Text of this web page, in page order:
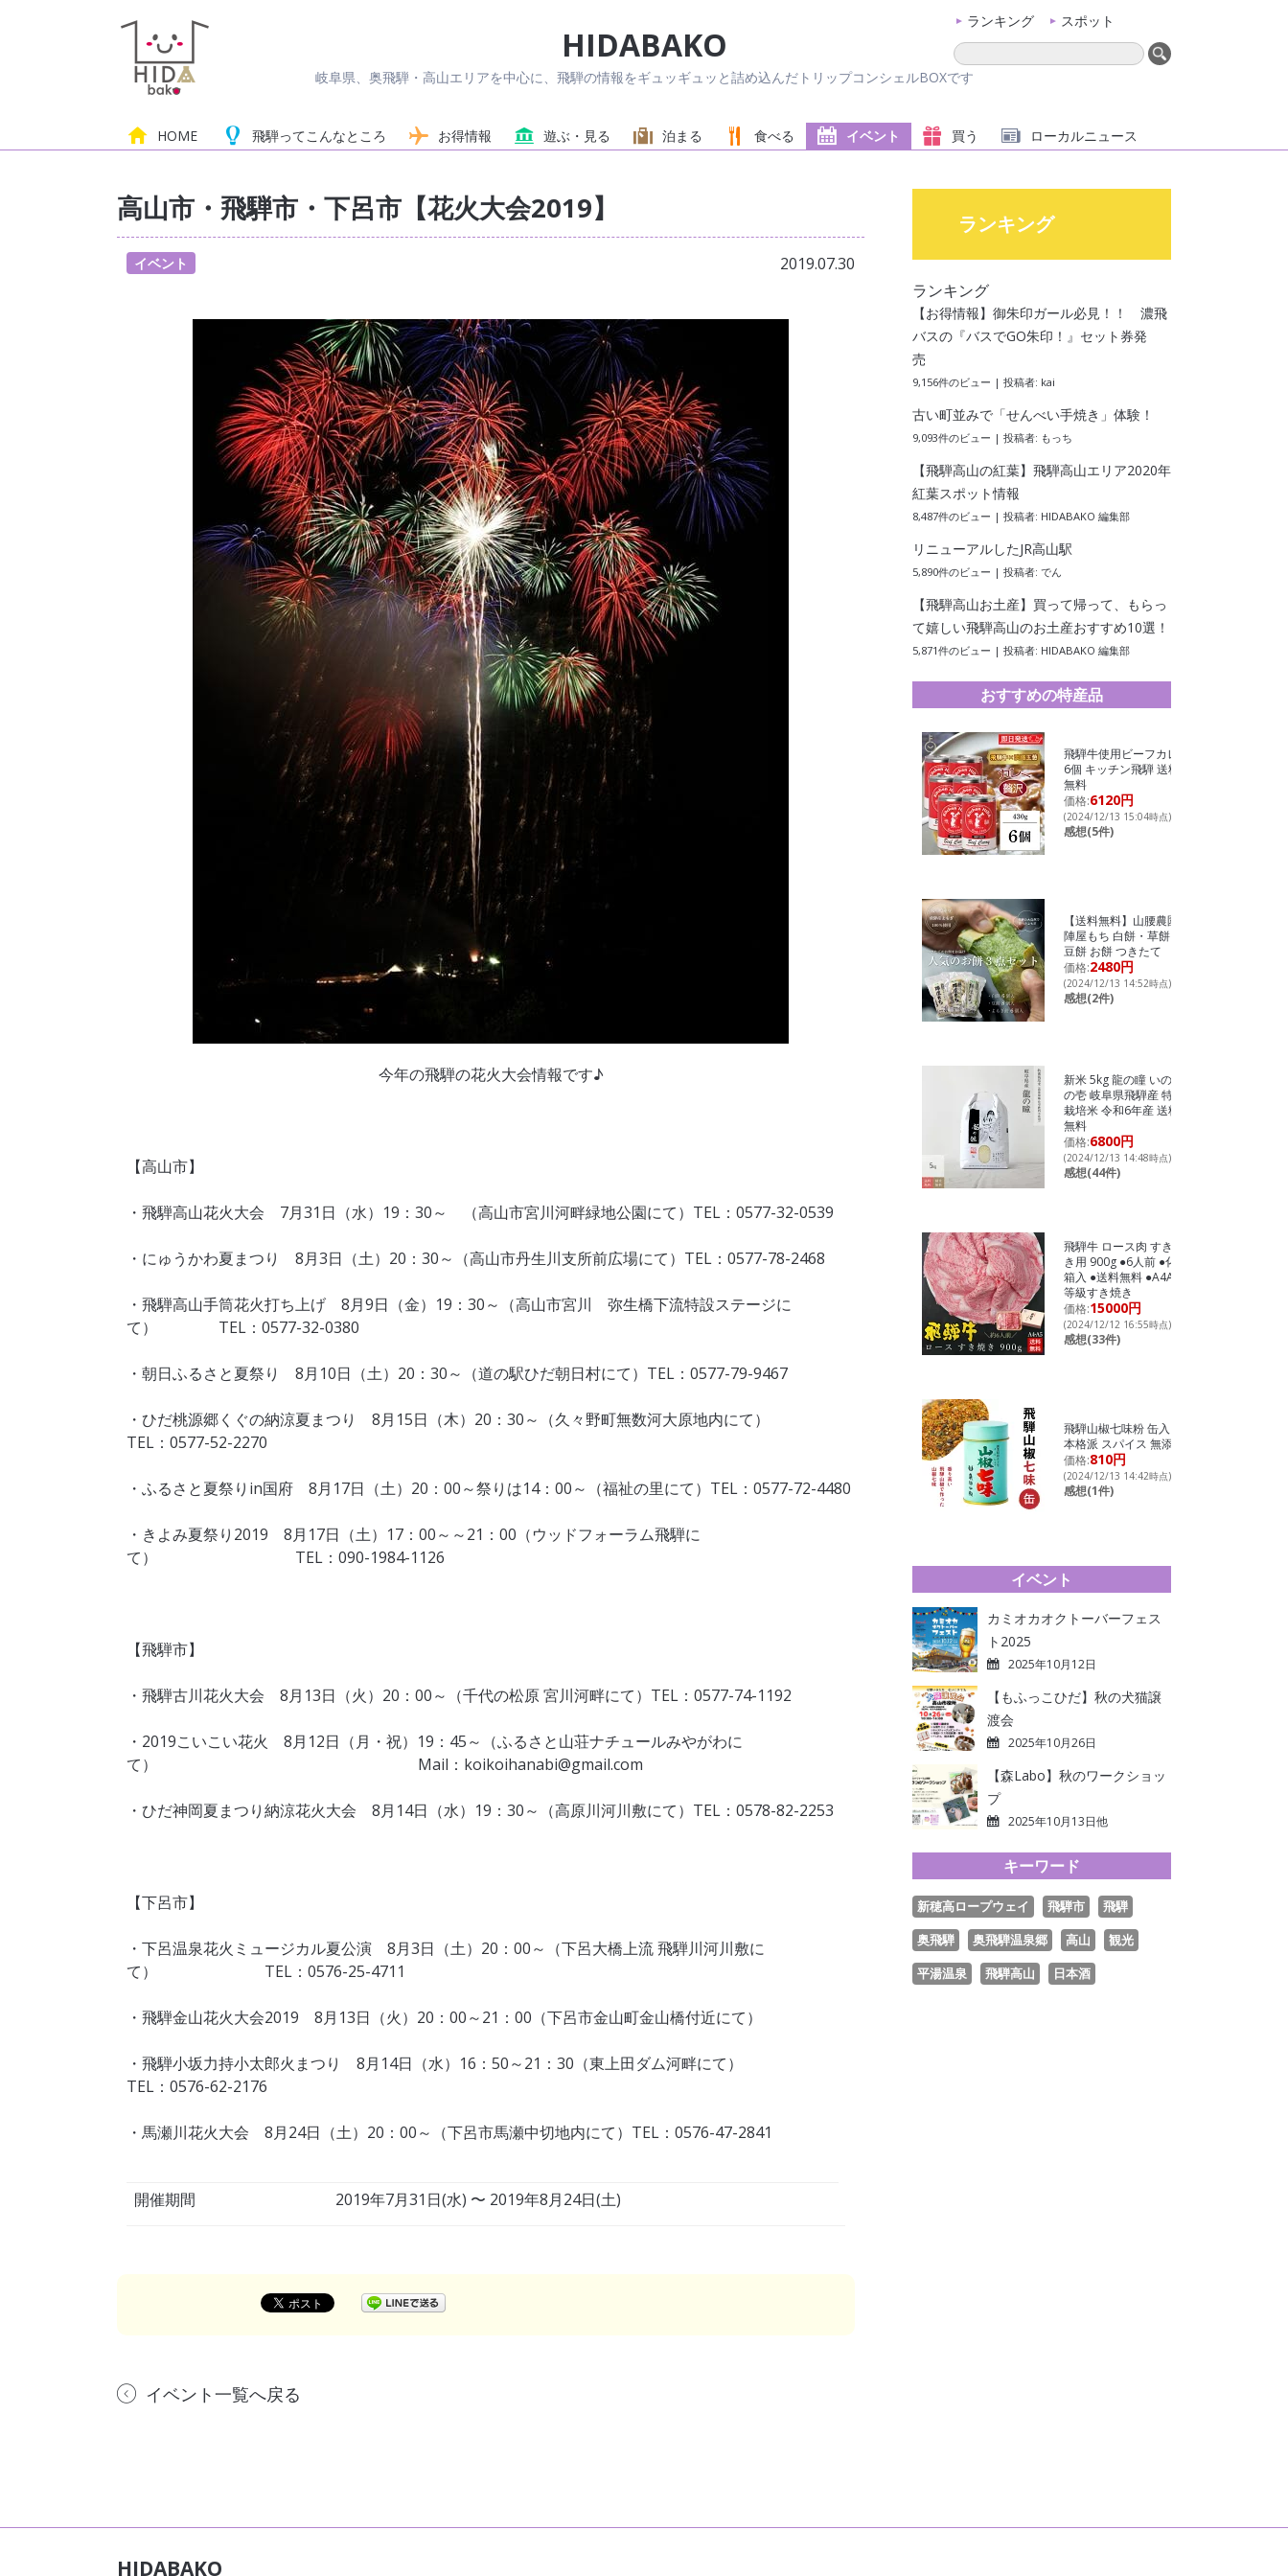
HIDABAKO
岐阜県、奥飛騨・高山エリアを中心に、飛騨の情報をギュッギュッと詰め込んだトリップコンシェルBOXです
HOME 飛騨ってこんなところ お得情報 遊ぶ・見る 泊まる 食べる イベント 買う ローカルニュース
ランキング スポット
高山市・飛騨市・下呂市【花火大会2019】
イベント 2019.07.30
今年の飛騨の花火大会情報です♪
【高山市】
・飛騨高山花火大会 7月31日（水）19：30～ （高山市宮川河畔緑地公園にて）TEL：0577-32-0539
・にゅうかわ夏まつり 8月3日（土）20：30～（高山市丹生川支所前広場にて）TEL：0577-78-2468
・飛騨高山手筒花火打ち上げ 8月9日（金）19：30～（高山市宮川 弥生橋下流特設ステージに
て） TEL：0577-32-0380
・朝日ふるさと夏祭り 8月10日（土）20：30～（道の駅ひだ朝日村にて）TEL：0577-79-9467
・ひだ桃源郷くぐの納涼夏まつり 8月15日（木）20：30～（久々野町無数河大原地内にて）
TEL：0577-52-2270
・ふるさと夏祭りin国府 8月17日（土）20：00～祭りは14：00～（福祉の里にて）TEL：0577-72-4480
・きよみ夏祭り2019 8月17日（土）17：00～～21：00（ウッドフォーラム飛騨に
て） TEL：090-1984-1126
【飛騨市】
・飛騨古川花火大会 8月13日（火）20：00～（千代の松原 宮川河畔にて）TEL：0577-74-1192
・2019こいこい花火 8月12日（月・祝）19：45～（ふるさと山荘ナチュールみやがわに
て） Mail：koikoihanabi@gmail.com
・ひだ神岡夏まつり納涼花火大会 8月14日（水）19：30～（高原川河川敷にて）TEL：0578-82-2253
【下呂市】
・下呂温泉花火ミュージカル夏公演 8月3日（土）20：00～（下呂大橋上流 飛騨川河川敷に
て） TEL：0576-25-4711
・飛騨金山花火大会2019 8月13日（火）20：00～21：00（下呂市金山町金山橋付近にて）
・飛騨小坂力持小太郎火まつり 8月14日（水）16：50～21：30（東上田ダム河畔にて）
TEL：0576-62-2176
・馬瀬川花火大会 8月24日（土）20：00～（下呂市馬瀬中切地内にて）TEL：0576-47-2841
開催期間 2019年7月31日(水) 〜 2019年8月24日(土)
イベント一覧へ戻る
ランキング
ランキング
【お得情報】御朱印ガール必見！！ 濃飛
バスの『バスでGO朱印！』セット券発
売
9,156件のビュー | 投稿者: kai
古い町並みで「せんべい手焼き」体験！
9,093件のビュー | 投稿者: もっち
【飛騨高山の紅葉】飛騨高山エリア2020年
紅葉スポット情報
8,487件のビュー | 投稿者: HIDABAKO 編集部
リニューアルしたJR高山駅
5,890件のビュー | 投稿者: でん
【飛騨高山お土産】買って帰って、もらっ
て嬉しい飛騨高山のお土産おすすめ10選！
5,871件のビュー | 投稿者: HIDABAKO 編集部
おすすめの特産品
飛騨牛使用ビーフカレー
6個 キッチン飛騨 送料
無料
価格:6120円
(2024/12/13 15:04時点)
感想(5件)
【送料無料】山腰農園
陣屋もち 白餅・草餅・
豆餅 お餅 つきたて
価格:2480円
(2024/12/13 14:52時点)
感想(2件)
新米 5kg 龍の瞳 いのち
の壱 岐阜県飛騨産 特別
栽培米 令和6年産 送料
無料
価格:6800円
(2024/12/13 14:48時点)
感想(44件)
飛騨牛 ロース肉 すき焼
き用 900g ●6人前 ●化粧
箱入 ●送料無料 ●A4A5
等級すき焼き
価格:15000円
(2024/12/12 16:55時点)
感想(33件)
飛騨山椒七味粉 缶入り
本格派 スパイス 無添加
価格:810円
(2024/12/13 14:42時点)
感想(1件)
イベント
カミオカオクトーバーフェス
ト2025
2025年10月12日
【もふっこひだ】秋の犬猫譲
渡会
2025年10月26日
【森Labo】秋のワークショッ
プ
2025年10月13日他
キーワード
新穂高ロープウェイ 飛騨市
飛騨
奥飛騨
奥飛騨温泉郷 高山
観光
平湯温泉
飛騨高山 日本酒
HIDABAKO